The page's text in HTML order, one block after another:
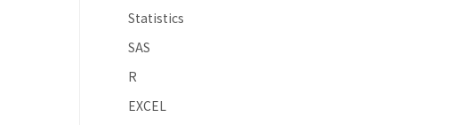
Statistics
SAS
R
EXCEL